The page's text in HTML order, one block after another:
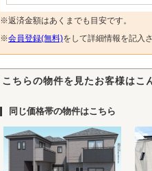
※返済金額はあくまでも目安です。
※会員登録(無料)をして詳細情報を記入
こちらの物件を見たお客様はこ
同じ価格帯の物件はこちら